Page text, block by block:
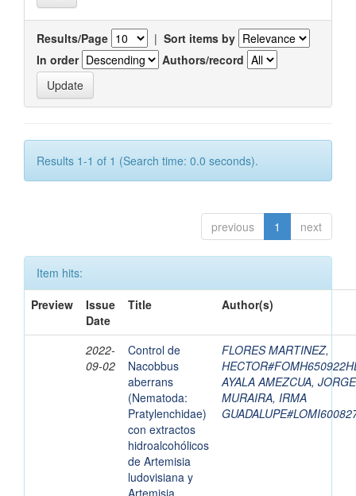
Results/Page | Sort items by
In order
Authors/record
Results 1-1 of 1 (Search time: 0.0 seconds).
previous 1 next
Item hits:
Preview
Issue
Date
Title Author(s)
2022-
09-02
Control de
Nacobbus
aberrans
(Nematoda:
Pratylenchidae)
con extractos
hidroalcohólicos
de Artemisia
ludovisiana y
FLORES MARTINEZ,
AYALA AMEZCUA, JORGE
MURAIRA, IRMA